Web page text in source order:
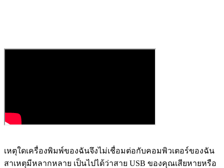
เหตุใดเครื่องพิมพ์ของฉันจึงไม่เชื่อมต่อกับคอมพิวเตอร์ของฉัน
สาเหตุมีหลากหลาย เป็นไปได้ว่าสาย USB ของคุณเสียหายหรือ